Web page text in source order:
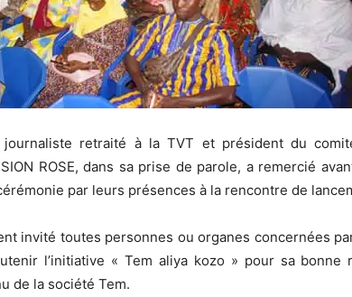
journaliste retraité à laTVT et président du
ROSE, dans sa prise de parole, a remercié
par leurs présences à la rencontre de
invité toutes personnes ou organes concernées
l’initiative « Tem aliya kozo » pour sa bonne
de la société Tem.